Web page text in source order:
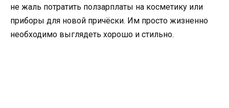
не жаль потратить ползарплаты на косметику или
приборы для новой причёски. Им просто жизненно
необходимо выглядеть хорошо и стильно.